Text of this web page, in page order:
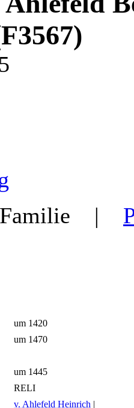
|
um 1420
um 1470
um 1445
RELI
v. Ahlefeld Heinrich |